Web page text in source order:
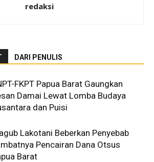
redaksi
DARI PENULIS
FKPT Papua Barat Gaungkan
Damai Lewat Lomba Budaya
dan Puisi
Lakotani Beberkan Penyebab
Pencairan Dana Otsus
Barat